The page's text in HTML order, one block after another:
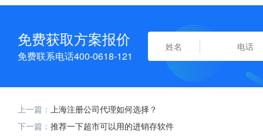
免费获取方案报价
免费联系电话400-0618-121
上一篇： 上海注册公司代理如何选择？
下一篇： 推荐一下超市可以用的进销存软件